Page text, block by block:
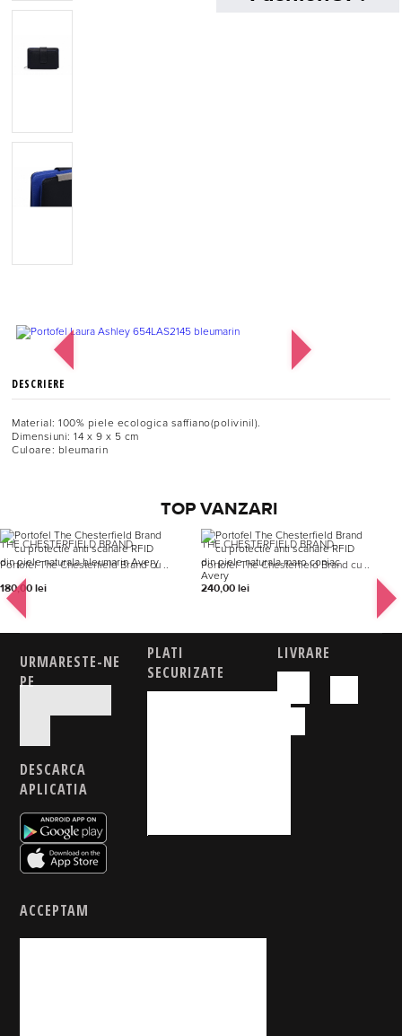
DESCRIERE
Material: 100% piele ecologica saffiano(polivinil).
Dimensiuni: 14 x 9 x 5 cm
Culoare: bleumarin
TOP VANZARI
THE CHESTERFIELD BRAND
Portofel The Chesterfield Brand cu ..
180,00lei
THE CHESTERFIELD BRAND
Portofel The Chesterfield Brand cu ..
240,00lei
URMARESTE-NE
PE
DESCARCA
APLICATIA
ACCEPTAM
PLATI
SECURIZATE
LIVRARE